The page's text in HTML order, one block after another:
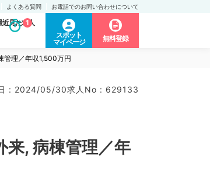
よくある質問 お電話でのお問い合わせについて
近見た求人
1
スポット
マイページ
無料登録
管理／年収1,500万円
: 2024/05/30求人No : 629133
来, 病棟管理／年